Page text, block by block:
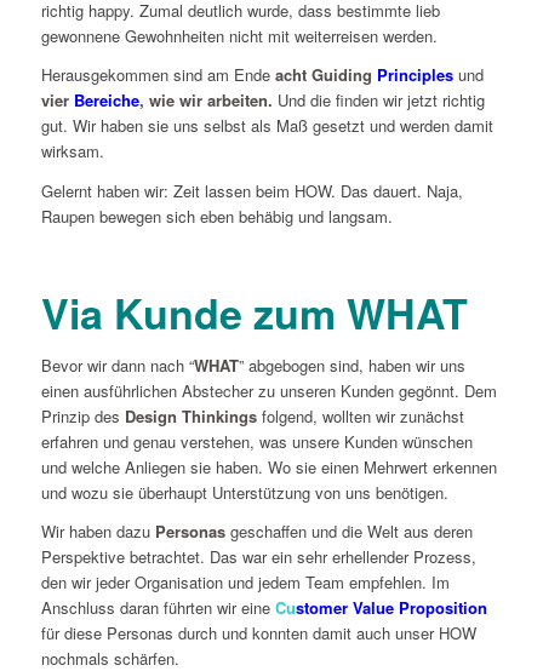
richtig happy. Zumal deutlich wurde, dass bestimmte lieb
gewonnene Gewohnheiten nicht mit weiterreisen werden.
Herausgekommen sind am Endeacht Guiding Principles und
vier Bereiche, wie wir arbeiten. Und die finden wir jetzt richtig
gut. Wir haben sie uns selbst als Maß gesetzt und werden damit
wirksam.
Gelernt haben wir: Zeit lassen beim HOW. Das dauert. Naja,
Raupen bewegen sich eben behäbig und langsam.
Via Kunde zum WHAT
Bevor wir dann nach “WHAT” abgebogen sind, haben wir uns
einen ausführlichen Abstecher zu unseren Kunden gegönnt. Dem
Prinzip des Design Thinkingsfolgend, wollten wir zunächst
erfahren und genau verstehen, was unsere Kunden wünschen
und welche Anliegen sie haben. Wo sie einen Mehrwert erkennen
und wozu sie überhaupt Unterstützung von uns benötigen.
Wir haben dazu Personasgeschaffen und die Welt aus deren
Perspektive betrachtet. Das war ein sehr erhellender Prozess,
den wir jeder Organisation und jedem Team empfehlen. Im
Anschluss daran führten wir eine Customer Value Proposition
für diese Personas durch und konnten damit auch unser HOW
nochmals schärfen.